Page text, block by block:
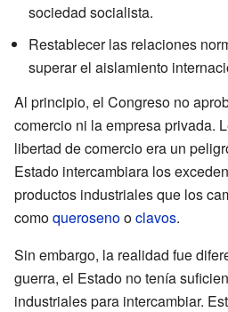
sociedad socialista.
Restablecer las relaciones
superar el aislamiento
Al principio, el Congreso no
comercio ni la empresa privada.
libertad de comercio era un
Estado intercambiara los
productos industriales que los
comoquerosenooclavos.
Sin embargo, la realidad fue
guerra, el Estado no tenía
industriales para intercambiar.